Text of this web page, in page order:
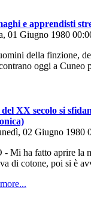
e apprendisti
01 Giugno 1980
della finzione,
oggi a Cuneo
XX secolo si
02 Giugno 1980
Mi ha fatto aprire la
di cotone, poi si è